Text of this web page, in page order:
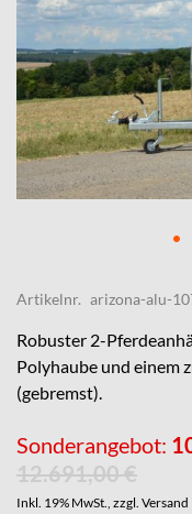
images
gallery
the
beginning
of
the
images
Artikelnr. arizona-alu-
Robuster 2-
Polyhaube und einem
(gebremst).
Sonderangebot
12.691,00 €
Inkl. 19% MwSt., zzgl. Versand